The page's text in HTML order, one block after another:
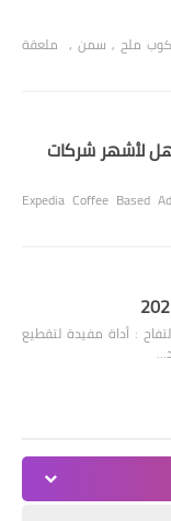
المقادير ارز ابيض , كوب ماء , 1.5 كوب ملح , سمن , ملعقة
ومذهل لأشهر شركات
Expedia Coffee Based
: أداة مفيدة لتقطيع